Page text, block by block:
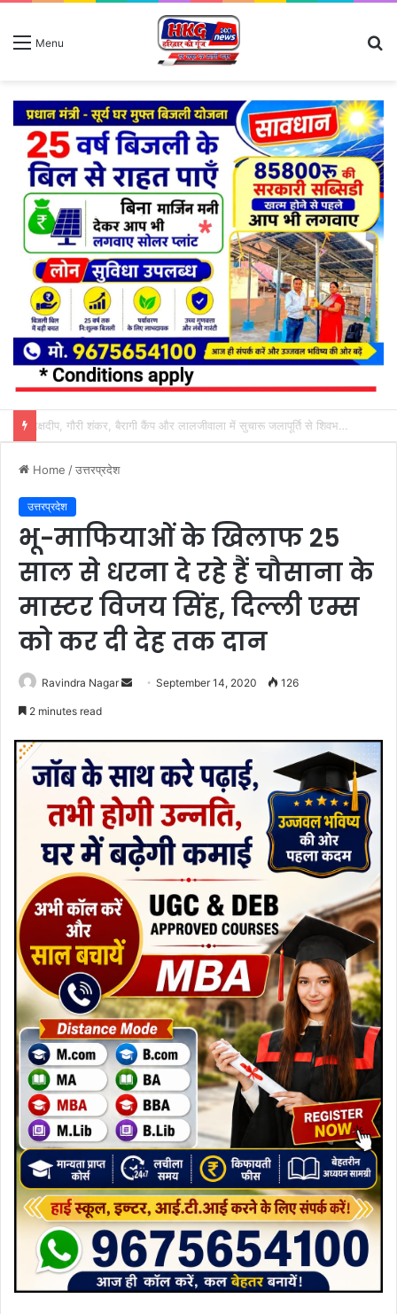
Menu
Home /उत्तरप्रदेश
उत्तरप्रदेश
भू-माफियाओं के खिलाफ 25
साल से धरना दे रहे हैं चौसाना के
मास्टर विजय सिंह, दिल्ली एम्स
को कर दी देह तक दान
Ravindra Nagar
Send September 14, 2020 126
2 minutes read